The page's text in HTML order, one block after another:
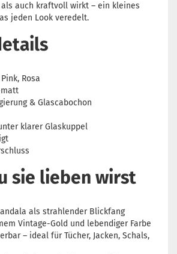
auch kraftvoll wirkt – ein kleines
jeden Look veredelt.
Rosa
matt
& Glascabochon
klarer Glaskuppel
sie lieben wirst
als strahlender Blickfang
Vintage-Gold und lebendiger Farbe
– ideal für Tücher, Jacken, Schals,